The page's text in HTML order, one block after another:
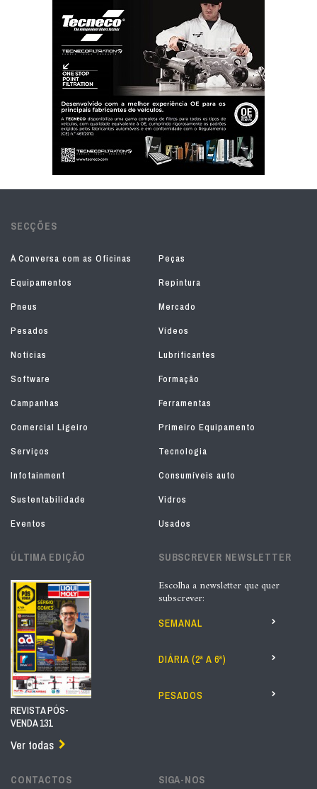
SECÇÕES
À Conversa com as Oficinas
Peças
Equipamentos
Repintura
Pneus
Mercado
Pesados
Vídeos
Notícias
Lubrificantes
Software
Formação
Campanhas
Ferramentas
Comercial Ligeiro
Primeiro Equipamento
Serviços
Tecnologia
Infotainment
Consumíveis auto
Sustentabilidade
Vidros
Eventos
Usados
ÚLTIMA EDIÇÃO
REVISTA PÓS-
VENDA 131
Ver todas
SUBSCREVER NEWSLETTER
Escolha a newsletter que quer
subscrever:
SEMANAL
DIÁRIA (2ª A 6ª)
PESADOS
CONTACTOS SIGA-NOS